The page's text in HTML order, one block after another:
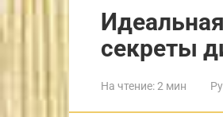
секреты
На чтение:2 мин